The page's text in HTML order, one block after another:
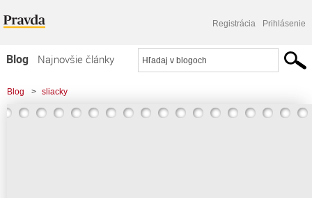
Registrácia Prihlásenie
Blog
Najnovšie články
Najčítanejšie články
Najkomentovanejšie články
Blog > sliacky